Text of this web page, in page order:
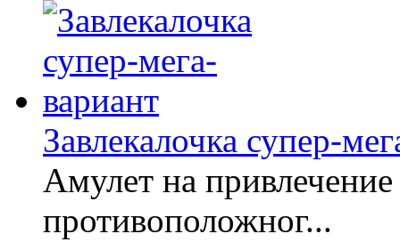
Завлекалочка супер-
Амулет на
противоположног...